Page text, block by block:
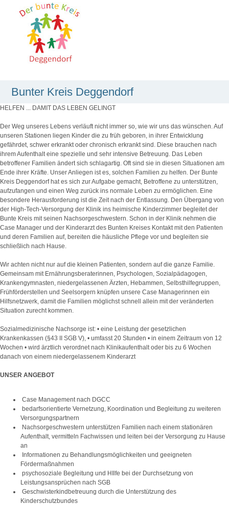
Bunter Kreis Deggendorf
HELFEN ... DAMIT DAS LEBEN GELINGT
Der Weg unseres Lebens verläuft nicht immer so, wie wir uns das wünschen. Auf
unseren Stationen liegen Kinder die zu früh geboren, in ihrer Entwicklung
gefährdet, schwer erkrankt oder chronisch erkrankt sind. Diese brauchen nach
ihrem Aufenthalt eine spezielle und sehr intensive Betreuung. Das Leben
betroffener Familien ändert sich schlagartig. Oft sind sie in diesen Situationen am
Ende ihrer Kräfte. Unser Anliegen ist es, solchen Familien zu helfen. Der Bunte
Kreis Deggendorf hat es sich zur Aufgabe gemacht, Betroffene zu unterstützen,
aufzufangen und einen Weg zurück ins normale Leben zu ermöglichen. Eine
besondere Herausforderung ist die Zeit nach der Entlassung. Den Übergang von
der High-Tech-Versorgung der Klinik ins heimische Kinderzimmer begleitet der
Bunte Kreis mit seinen Nachsorgeschwestern. Schon in der Klinik nehmen die
Case Manager und der Kinderarzt des Bunten Kreises Kontakt mit den Patienten
und deren Familien auf, bereiten die häusliche Pflege vor und begleiten sie
schließlich nach Hause.
Wir achten nicht nur auf die kleinen Patienten, sondern auf die ganze Familie.
Gemeinsam mit Ernährungsberaterinnen, Psychologen, Sozialpädagogen,
Krankengymnasten, niedergelassenen Ärzten, Hebammen, Selbsthilfegruppen,
Frühförderstellen und Seelsorgern knüpfen unsere Case Managerinnen ein
Hilfsnetzwerk, damit die Familien möglichst schnell allein mit der veränderten
Situation zurecht kommen.
Sozialmedizinische Nachsorge ist: • eine Leistung der gesetzlichen
Krankenkassen (§43 II SGB V), • umfasst 20 Stunden • in einem Zeitraum von 12
Wochen • wird ärztlich verordnet nach Klinikaufenthalt oder bis zu 6 Wochen
danach von einem niedergelassenem Kinderarzt
UNSER ANGEBOT
Case Management nach DGCC
bedarfsorientierte Vernetzung, Koordination und Begleitung zu weiteren
Versorgungspartnern
Nachsorgeschwestern unterstützen Familien nach einem stationären
Aufenthalt, vermitteln Fachwissen und leiten bei der Versorgung zu Hause
an
Informationen zu Behandlungsmöglichkeiten und geeigneten
Fördermaßnahmen
psychosoziale Begleitung und HIlfe bei der Durchsetzung von
Leistungsansprüchen nach SGB
Geschwisterkindbetreuung durch die Unterstützung des
Kinderschutzbundes